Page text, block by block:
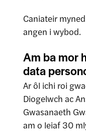
Caniateir
angen i wybod.
Am ba mor
data
Ar ôl ichi roi
Diogelwch ac
Gwasanaeth
am o leiaf 30